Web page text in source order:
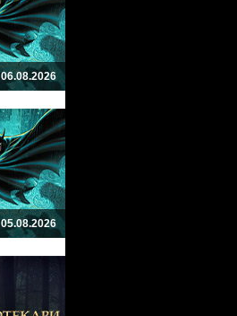
06.08.2026
05.08.2026